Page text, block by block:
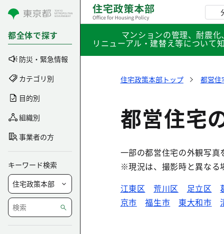
コンテンツにスキップ
都全体で探す
防災・緊急情報
カテゴリ別
目的別
組織別
事業者の方
キーワード検索
マンションの管理、耐震化
リニューアル・建替え等について
住宅政策本部トップ 都営住
都営住宅
一部の都営住宅の外観写真
※現況は、撮影時と異なる
江東区
荒川区 足立区
京市
福生市 東大和市